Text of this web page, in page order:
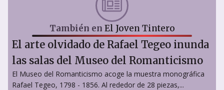
También en El Joven Tintero
El arte olvidado de Rafael Tegeo inunda
las salas del Museo del Romanticismo
El Museo del Romanticismo acoge la muestra monográfica
Rafael Tegeo, 1798 - 1856. Al rededor de 28 piezas,...